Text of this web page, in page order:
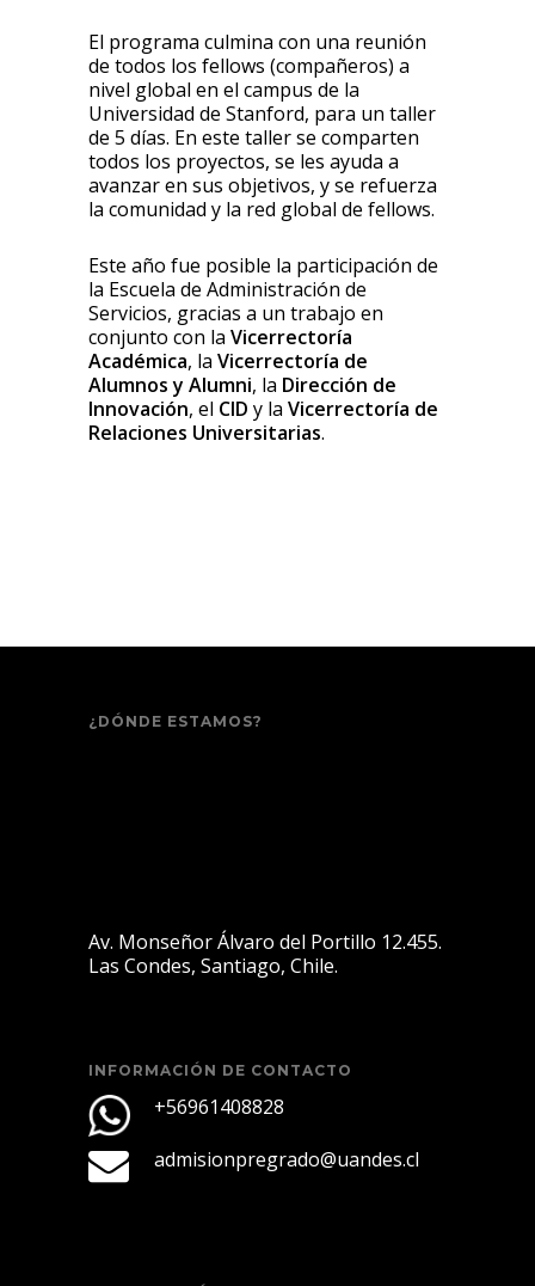
El programa culmina con una reunión
de todos los fellows (compañeros) a
nivel global en el campus de la
Universidad de Stanford, para un taller
de 5 días. En este taller se comparten
todos los proyectos, se les ayuda a
avanzar en sus objetivos, y se refuerza
la comunidad y la red global de fellows.
Este año fue posible la participación de
la Escuela de Administración de
Servicios, gracias a un trabajo en
conjunto con la Vicerrectoría
Académica, la Vicerrectoría de
Alumnos y Alumni, la Dirección de
Innovación, el CID y la Vicerrectoría de
Relaciones Universitarias.
¿DÓNDE ESTAMOS?
Av. Monseñor Álvaro del Portillo 12.455.
Las Condes, Santiago, Chile.
INFORMACIÓN DE CONTACTO
+56961408828
admisionpregrado@uandes.cl